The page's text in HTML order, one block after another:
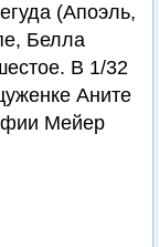
(Апоэль,
Белла
В 1/32
Аните
Мейер